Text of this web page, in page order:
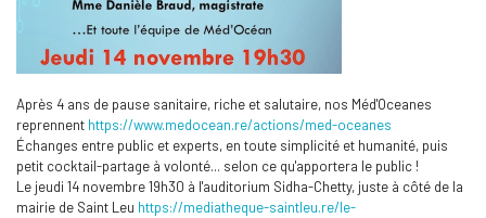
Après 4 ans de pause sanitaire, riche et salutaire, nos Méd'Oceanes
reprennent https://www.medocean.re/actions/med-oceanes
Échanges entre public et experts, en toute simplicité et humanité, puis
petit cocktail-partage à volonté... selon ce qu'apportera le public !
Le jeudi 14 novembre 19h30 à l'auditorium Sidha-Chetty, juste à côté de la
mairie de Saint Leu https://mediatheque-saintleu.re/le-